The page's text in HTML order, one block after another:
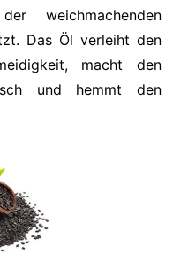
weichmachenden
Das Öl verleiht den
macht den
und hemmt den